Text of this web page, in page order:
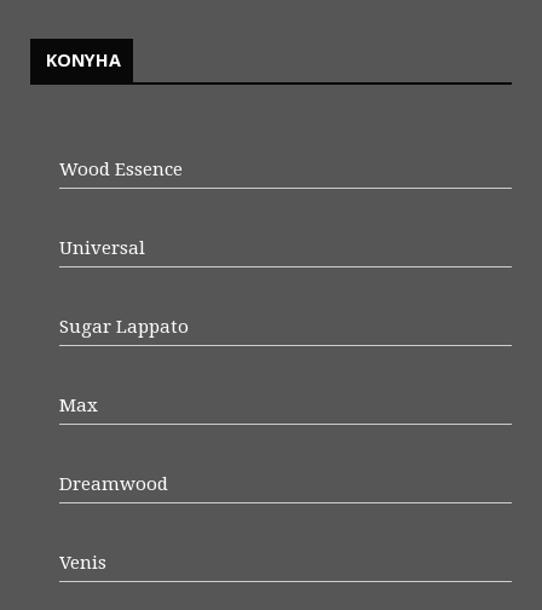
KONYHA
Wood Essence
Universal
Sugar Lappato
Max
Dreamwood
Venis